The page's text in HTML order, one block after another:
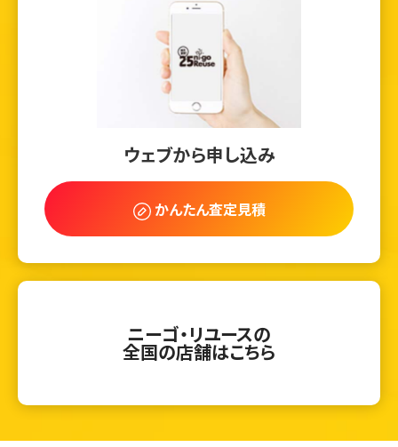
ウェブから申し込み
かんたん査定見積
ニーゴ・リユースの
全国の店舗はこちら